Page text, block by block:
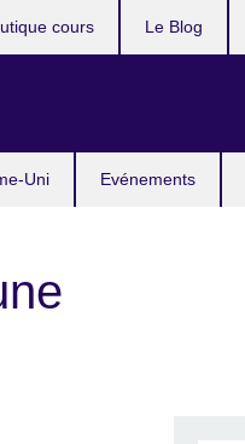
Uni Evénements
cours Le Blog